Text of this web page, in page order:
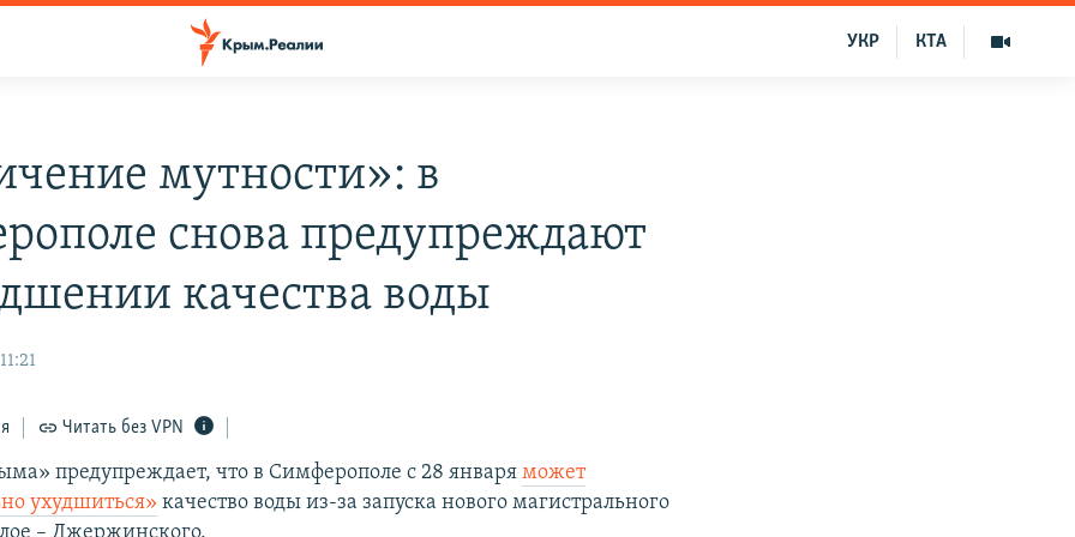
КТА
УКР
мутности»: в
снова предупреждают
качества воды
Читать без VPN
предупреждает, что в Симферополе с 28 январяможет
ухудшиться» качество воды из-за запуска нового магистрального